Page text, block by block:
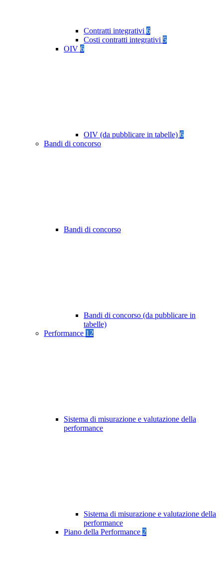
Contratti integrativi 6
Costi contratti integrativi 5
OIV 6
OIV (da pubblicare in tabelle) 6
Bandi di concorso
Bandi di concorso
Bandi di concorso (da pubblicare in
tabelle)
Performance 12
Sistema di misurazione e valutazione della
performance
Sistema di misurazione e valutazione della
performance
Piano della Performance 2